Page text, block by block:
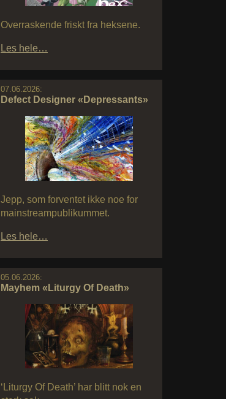
Overraskende friskt fra heksene.
Les hele…
07.06.2026:
Defect Designer «Depressants»
Jepp, som forventet ikke noe for
mainstreampublikummet.
Les hele…
05.06.2026:
Mayhem «Liturgy Of Death»
‘Liturgy Of Death’ har blitt nok en